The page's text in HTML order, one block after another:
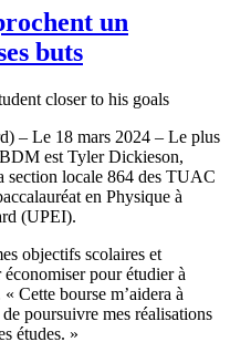
un
buts
– Le 18 mars 2024 – Le plus
BDM est Tyler Dickieson,
section locale 864 des TUAC
en Physique à
(UPEI).
objectifs scolaires et
pour étudier à
Cette bourse m’aidera à
poursuivre mes réalisations
études. »